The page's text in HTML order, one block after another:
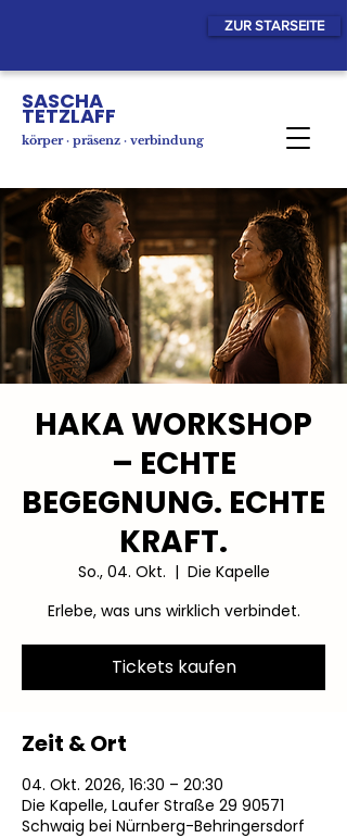
ZUR STARSEITE
SASCHA
TETZLAFF
körper · präsenz · verbindung
HAKA WORKSHOP
– ECHTE
BEGEGNUNG. ECHTE
KRAFT.
So., 04. Okt.
  |
Die Kapelle
Erlebe, was uns wirklich verbindet.
Tickets kaufen
Zeit & Ort
04. Okt. 2026, 16:30 – 20:30
Die Kapelle, Laufer Straße 29 90571
Schwaig bei Nürnberg-Behringersdorf